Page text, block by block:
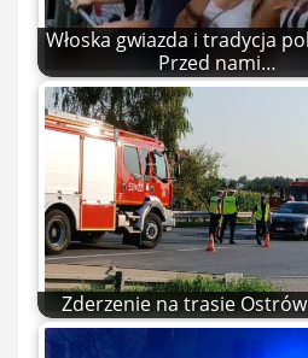
Włoska gwiazda i tradycja
Przed nami…
Zderzenie na trasie Ostrów